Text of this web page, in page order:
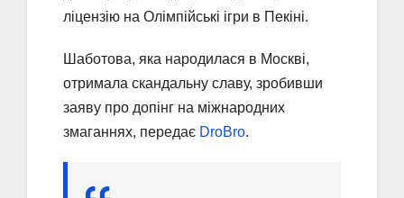
ліцензію на Олімпійські ігри в Пекіні.
Шаботова, яка народилася в Москві,
отримала скандальну славу, зробивши
заяву про допінг на міжнародних
змаганнях, передає DroBro.